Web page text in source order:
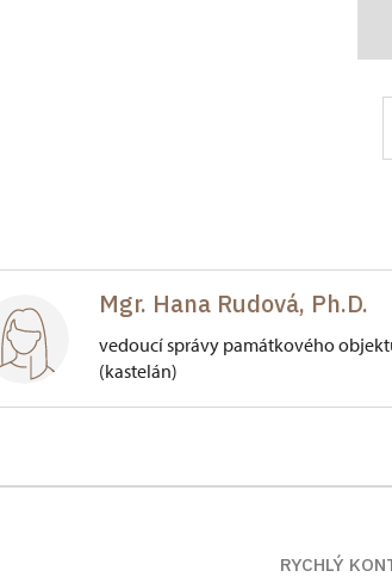
Mgr. Hana Rudová, Ph.D.
vedoucí správy památkového
(kastelán)
RYCHLÝ